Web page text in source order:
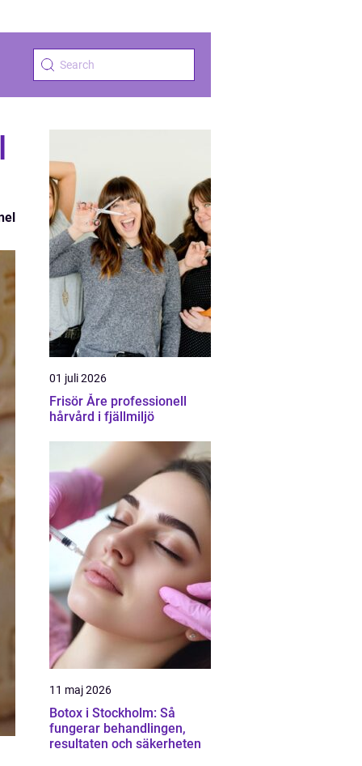
01 juli 2026
Frisör Åre professionell
hårvård i fjällmiljö
11 maj 2026
Botox i Stockholm: Så
fungerar behandlingen,
resultaten och säkerheten